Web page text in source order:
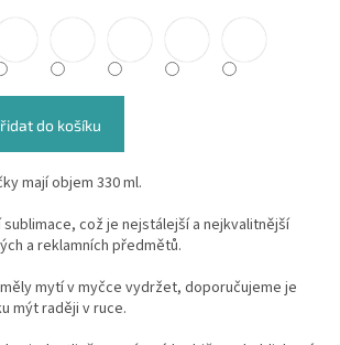
do košíku
mají objem 330 ml.
což je nejstálejší a nejkvalitnější
a reklamních předmětů.
mytí v myčce vydržet, doporučujeme je
mýt raději v ruce.